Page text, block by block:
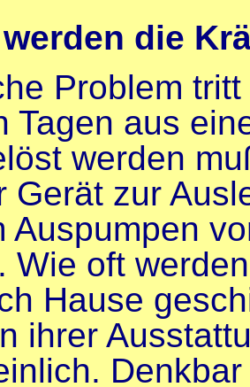
die
Problem
Tagen aus
werden
Gerät zur
Auspumpen
Wie oft
Hause
ihrer